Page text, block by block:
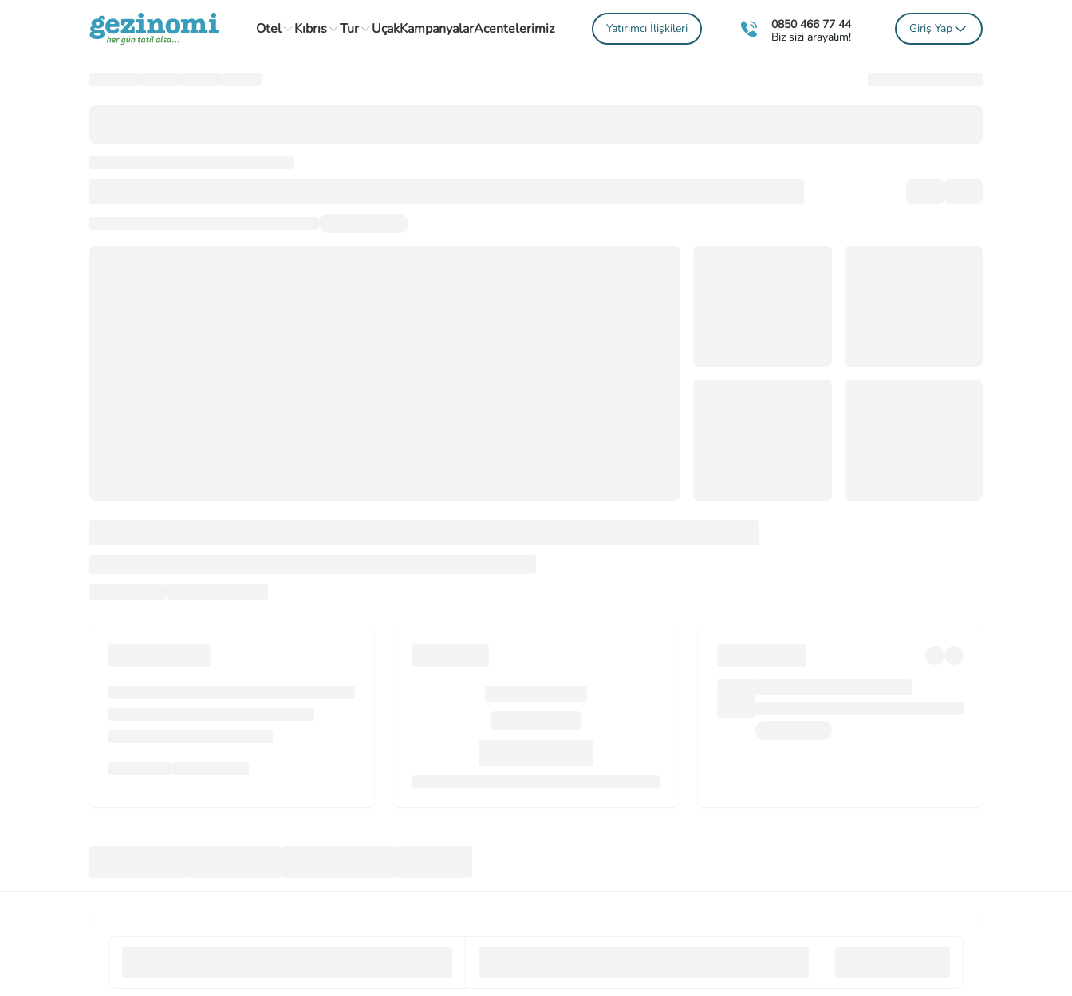
Otel Kıbrıs Tur UçakKampanyalarAcentelerimiz Yatırımcı İlişkileri
0850 466 77 44
Biz sizi arayalım!
Giriş Yap